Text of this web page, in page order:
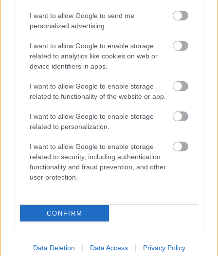
I want to allow Google to send me
personalized advertising.
I want to allow Google to enable storage
related to analytics like cookies on web or
device identifiers in apps.
I want to allow Google to enable storage
related to functionality of the website or app.
I want to allow Google to enable storage
related to personalization.
I want to allow Google to enable storage
related to security, including authentication
functionality and fraud prevention, and other
user protection.
CONFIRM
Data Deletion Data Access Privacy Policy
Ezért párásodik be állandóan az ablak – egyszerűbb a
megoldás, mint gondolnád
Nem ecettel és nem szódabikarbónával: ezzel lesz újra
csillogó a vízköves csap